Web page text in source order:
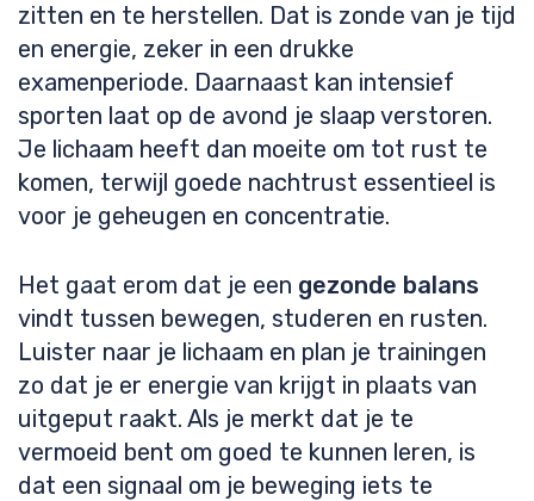
zitten en te herstellen. Dat is zonde van je tijd
en energie, zeker in een drukke
examenperiode. Daarnaast kan intensief
sporten laat op de avond je slaap verstoren.
Je lichaam heeft dan moeite om tot rust te
komen, terwijl goede nachtrust essentieel is
voor je geheugen en concentratie.
Het gaat erom dat je een gezonde balans
vindt tussen bewegen, studeren en rusten.
Luister naar je lichaam en plan je trainingen
zo dat je er energie van krijgt in plaats van
uitgeput raakt. Als je merkt dat je te
vermoeid bent om goed te kunnen leren, is
dat een signaal om je beweging iets te